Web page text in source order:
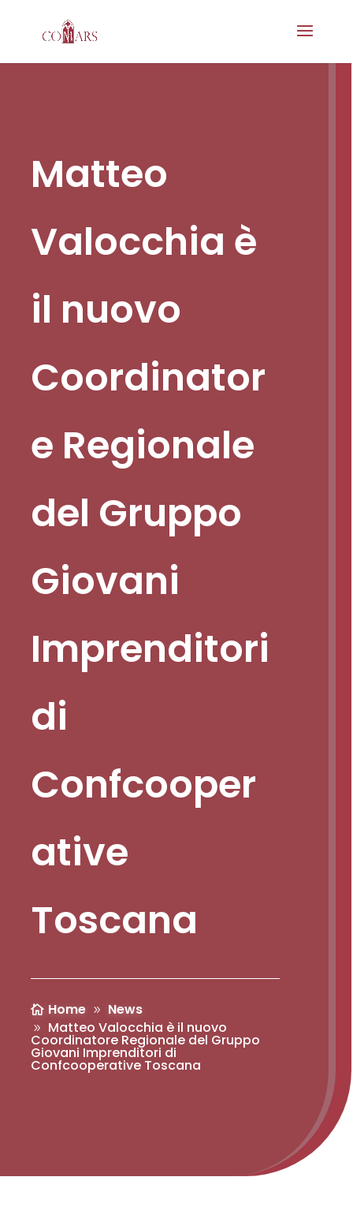
Matteo
Valocchia è
il nuovo
Coordinator
e Regionale
del Gruppo
Giovani
Imprenditori
di
Confcooper
ative
Toscana
Home
News
Matteo Valocchia è il nuovo
Coordinatore Regionale del Gruppo
Giovani Imprenditori di
Confcooperative Toscana